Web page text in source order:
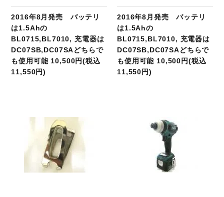
2016年8月発売 バッテリ
は1.5Ahの
BL0715,BL7010, 充電器は
DC07SB,DC07SAどちらで
も使用可能 10,500円(税込
11,550円)
2016年8月発売 バッテリ
は1.5Ahの
BL0715,BL7010, 充電器は
DC07SB,DC07SAどちらで
も使用可能 10,500円(税込
11,550円)